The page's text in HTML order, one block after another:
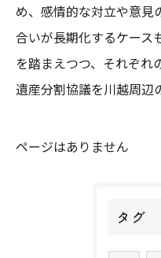
め、感情的な対立や意見
合いが長期化するケース
を踏まえつつ、それぞれ
遺産分割協議を川越周辺
ページはありません
タグ